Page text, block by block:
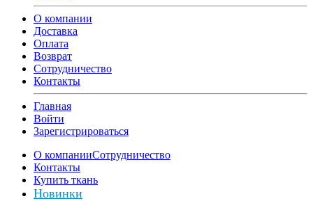
О компании
Доставка
Оплата
Возврат
Сотрудничество
Контакты
Главная
Войти
Зарегистрироваться
О компанииСотрудничество
Контакты
Купить ткань
Новинки